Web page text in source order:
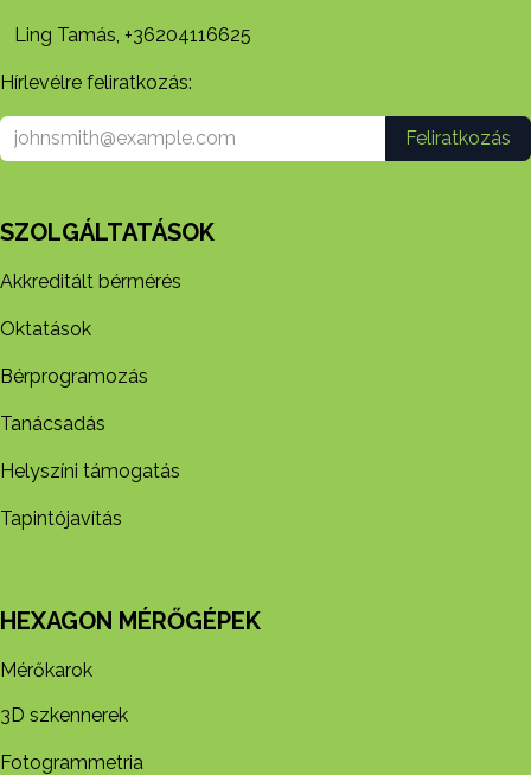
Ling Tamás, +36204116625
Hírlevélre feliratkozás:
Feliratkozás
SZOLGÁLTATÁSOK
Akkreditált bérmérés
Oktatások
Bérprogramozás
Tanácsadás
Helyszíni támogatás
Tapintójavítás
HEXAGON MÉRŐGÉPEK
Mérőkarok
3D szkennerek
Fotogrammetria